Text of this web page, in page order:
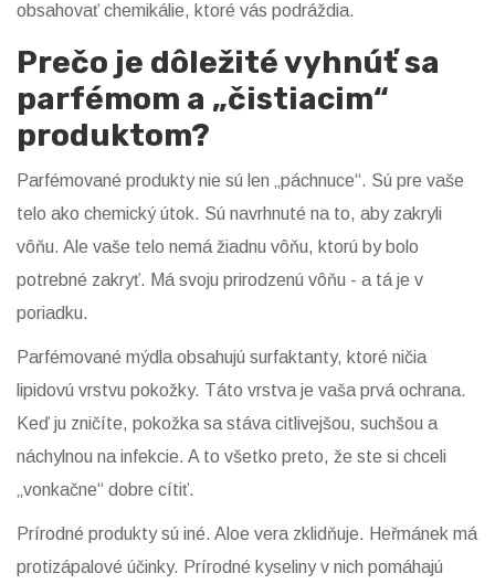
obsahovať chemikálie, ktoré vás podráždia.
Prečo je dôležité vyhnúť sa
parfémom a „čistiacim“
produktom?
Parfémované produkty nie sú len „páchnuce“. Sú pre vaše
telo ako chemický útok. Sú navrhnuté na to, aby zakryli
vôňu. Ale vaše telo nemá žiadnu vôňu, ktorú by bolo
potrebné zakryť. Má svoju prirodzenú vôňu - a tá je v
poriadku.
Parfémované mýdla obsahujú surfaktanty, ktoré ničia
lipidovú vrstvu pokožky. Táto vrstva je vaša prvá ochrana.
Keď ju zničíte, pokožka sa stáva citlivejšou, suchšou a
náchylnou na infekcie. A to všetko preto, že ste si chceli
„vonkačne“ dobre cítiť.
Prírodné produkty sú iné. Aloe vera zklidňuje. Heřmánek má
protizápalové účinky. Prírodné kyseliny v nich pomáhajú